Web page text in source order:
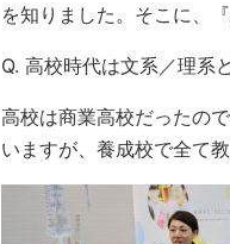
を知りました。そこに、
Q. 高校時代は文系／理系
高校は商業高校だったの
いますが、養成校で全て